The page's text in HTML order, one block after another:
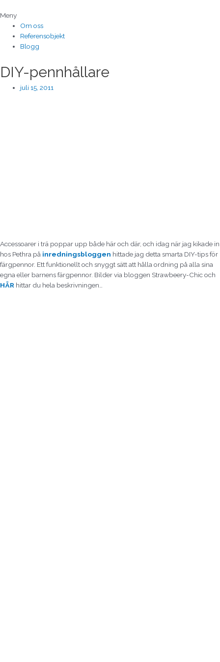
till
innehåll
Meny
Om oss
Referensobjekt
Blogg
DIY-pennhållare
juli 15, 2011
Accessoarer i trä poppar upp både här och där, och idag när jag kikade in
hos Pethra på inredningsbloggen hittade jag detta smarta DIY-tips för
färgpennor. Ett funktionellt och snyggt sätt att hålla ordning på alla sina
egna eller barnens färgpennor. Bilder via bloggen Strawbeery-Chic och
HÄR hittar du hela beskrivningen…